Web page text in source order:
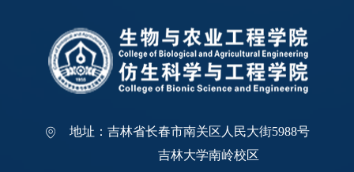
地址：吉林省长春市南关区人民大街5988号
吉林大学南岭校区